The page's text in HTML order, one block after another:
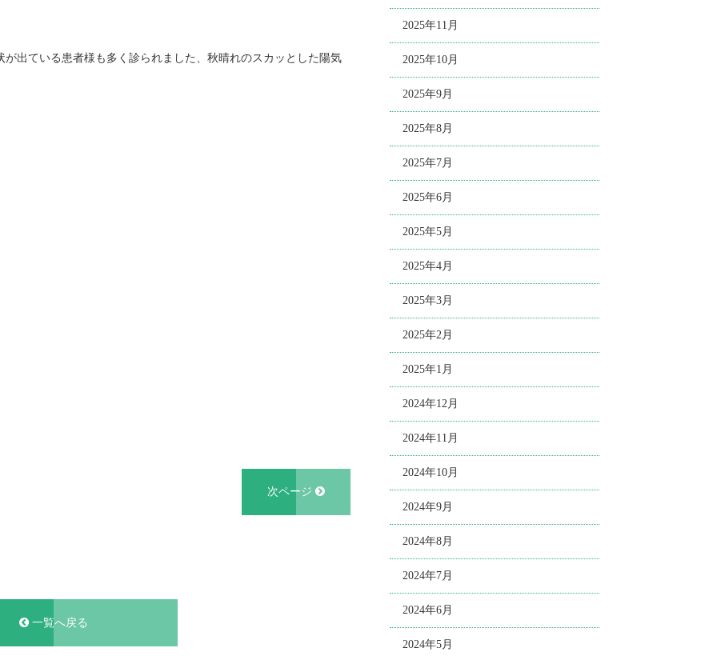
出ている患者様も多く診られました、秋晴れのスカッとした陽気
次ページ
一覧へ戻る
2025年11月
2025年10月
2025年9月
2025年8月
2025年7月
2025年6月
2025年5月
2025年4月
2025年3月
2025年2月
2025年1月
2024年12月
2024年11月
2024年10月
2024年9月
2024年8月
2024年7月
2024年6月
2024年5月